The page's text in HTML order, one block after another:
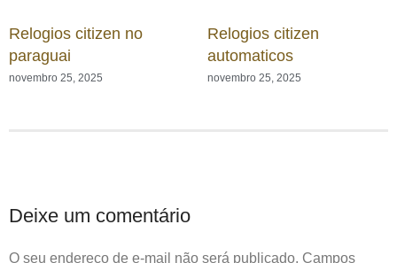
Relogios citizen no
paraguai
novembro 25, 2025
Relogios citizen
automaticos
novembro 25, 2025
Deixe um comentário
O seu endereço de e-mail não será publicado. Campos